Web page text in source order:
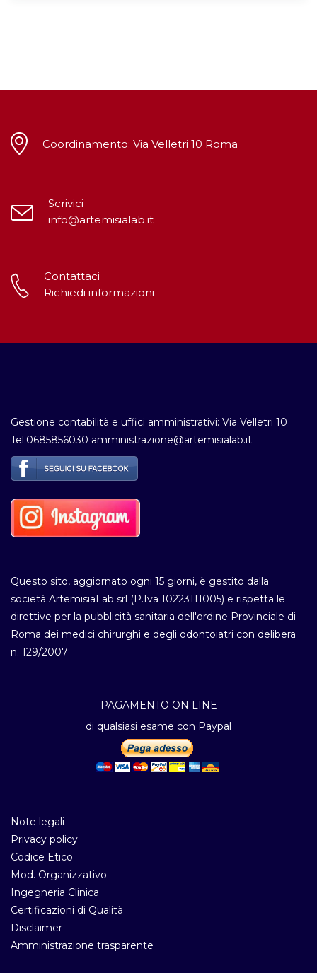
Coordinamento: Via Velletri 10 Roma
Scrivici
info@artemisialab.it
Contattaci
Richiedi informazioni
Gestione contabilità e uffici amministrativi: Via Velletri 10
Tel.0685856030 amministrazione@artemisialab.it
Questo sito, aggiornato ogni 15 giorni, è gestito dalla
società ArtemisiaLab srl (P.Iva 10223111005) e rispetta le
direttive per la pubblicità sanitaria dell'ordine Provinciale di
Roma dei medici chirurghi e degli odontoiatri con delibera
n. 129/2007
PAGAMENTO ON LINE
di qualsiasi esame con Paypal
Note legali
Privacy policy
Codice Etico
Mod. Organizzativo
Ingegneria Clinica
Certificazioni di Qualità
Disclaimer
Amministrazione trasparente